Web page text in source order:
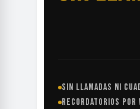
SIN LLAMADAS NI
RECORDATORIOS POR